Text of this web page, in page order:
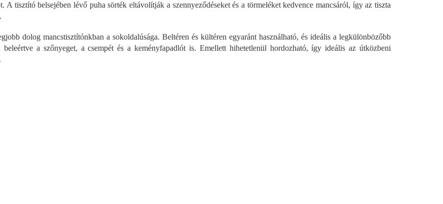
i
n
y
A tisztító belsejében lévő puha sörték eltávolítják a szennyeződéseket és a törmeléket kedvence mancsáról, így az tiszta
dolog mancstisztítónkban a sokoldalúsága. Beltéren és kültéren egyaránt használható, és ideális a legkülönbözőbb
beleértve a szőnyeget, a csempét és a keményfapadlót is. Emellett hihetetlenül hordozható, így ideális az útközbeni